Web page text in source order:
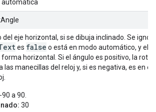
automática
del eje horizontal, si se dibuja inclinado. Se
es false o está en modo automático, y el
horizontal. Si el ángulo es positivo, la
las manecillas del reloj y, si es negativa, es en el
a 90.
30